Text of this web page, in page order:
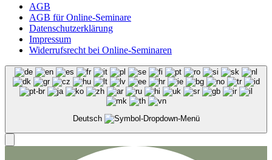
AGB
AGB für Online-Seminare
Datenschutzerklärung
Impressum
Widerrufsrecht bei Online-Seminaren
Deutsch